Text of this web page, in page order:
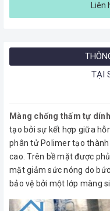
TẠI
Màng chống thấm tự
tạo bởi sự kết hợp giữa
phân tử Polimer tạo
cao. Trên bề mặt được
mặt giảm sức nóng do
bảo vệ bởi một lớp màng